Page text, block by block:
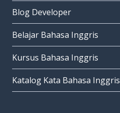
Blog Developer
Belajar Bahasa Inggris
Kursus Bahasa Inggris
Katalog Kata Bahasa Inggris